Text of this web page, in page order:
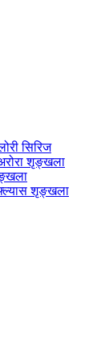
सिरिज
शृङ्खला
शृङ्खला